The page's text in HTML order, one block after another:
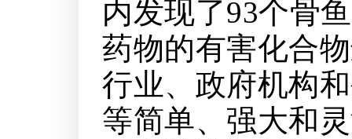
内发现了93个骨
药物的有害化合
行业、政府机构
等简单、强大和